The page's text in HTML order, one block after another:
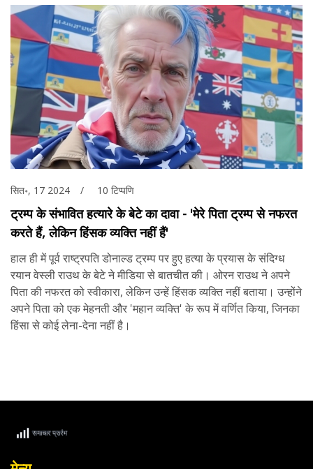
सित॰, 17 2024 10 टिप्पणि
ट्रम्प के संभावित हत्यारे के बेटे का दावा - 'मेरे पिता ट्रम्प से नफरत
करते हैं, लेकिन हिंसक व्यक्ति नहीं हैं'
हाल ही में पूर्व राष्ट्रपति डोनाल्ड ट्रम्प पर हुए हत्या के प्रयास के संदिग्ध
रयान वेस्ली राउथ के बेटे ने मीडिया से बातचीत की। ओरन राउथ ने अपने
पिता की नफरत को स्वीकारा, लेकिन उन्हें हिंसक व्यक्ति नहीं बताया। उन्होंने
अपने पिता को एक मेहनती और 'महान व्यक्ति' के रूप में वर्णित किया, जिनका
हिंसा से कोई लेना-देना नहीं है।